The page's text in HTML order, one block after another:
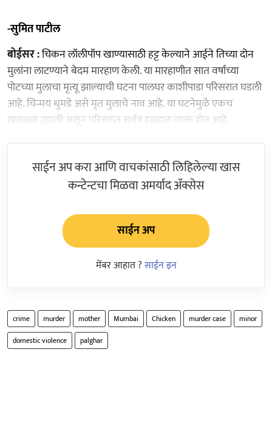
-सुमित पाटील
बोईसर :चिकन लॉलीपॉप खाण्यासाठी हट्ट केल्याने आईने तिच्या दोन
मुलांना लाटण्याने बेदम मारहाण केली. या मारहाणीत सात वर्षाच्या
पोटच्या मुलाचा मृत्यू झाल्याची घटना पालघर काशीपाडा परिसरात घडली
आहे. चिन्मय धुमडे असे मृत मुलाचे नाव आहे. या घटनेमुळे एकच
खळबळ उडाली असून परिसरात सर्वत्र हळहळ व्यक्त होत आहे.
साईन अप करा आणि वाचकांसाठी लिहिलेल्या खास
कन्टेन्टचा मिळवा अमर्याद ॲक्सेस
साईन अप
मेंबर आहात ?साईन इन
crime murder mother Mumbai Chicken murder case
minor
domestic violence
palghar